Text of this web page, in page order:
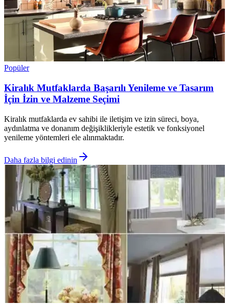
Popüler
Kiralık Mutfaklarda Başarılı Yenileme ve Tasarım
İçin İzin ve Malzeme Seçimi
Kiralık mutfaklarda ev sahibi ile iletişim ve izin süreci, boya,
aydınlatma ve donanım değişiklikleriyle estetik ve fonksiyonel
yenileme yöntemleri ele alınmaktadır.
Daha fazla bilgi edinin